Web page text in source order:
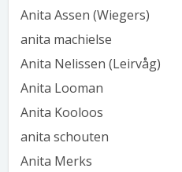
Anita Assen (Wiegers)
anita machielse
Anita Nelissen (Leirvåg)
Anita Looman
Anita Kooloos
anita schouten
Anita Merks